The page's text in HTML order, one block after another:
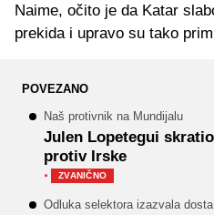
Naime, očito je da Katar
prekida i upravo su tako
POVEZANO
Naš protivnik na Mundijalu
Julen Lopetegui
protiv Irske
· ZVANIČNO
Odluka selektora izazvala